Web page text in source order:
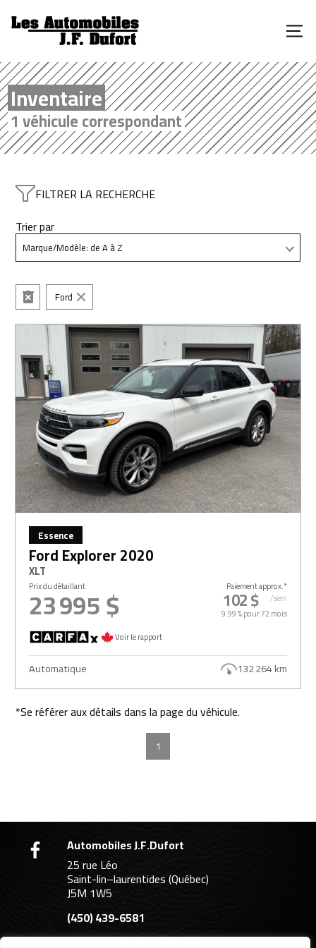
Inventaire
1 véhicule correspondant
FILTRER LA RECHERCHE
Trier par
Ford
Essence
Ford Explorer 2020
XLT
Prix du détaillant
23 995 $ Paiement approx.*
102 $
/sem
9.99 % pour72mois
Voir le rapport
Automatique 132 264 km
*Se référer aux détails dans la page du véhicule.
1
Automobiles J.F.Dufort
25 rue Léo
Saint-lin–laurentides (Québec)
J5M 1W5
(450) 439-6581